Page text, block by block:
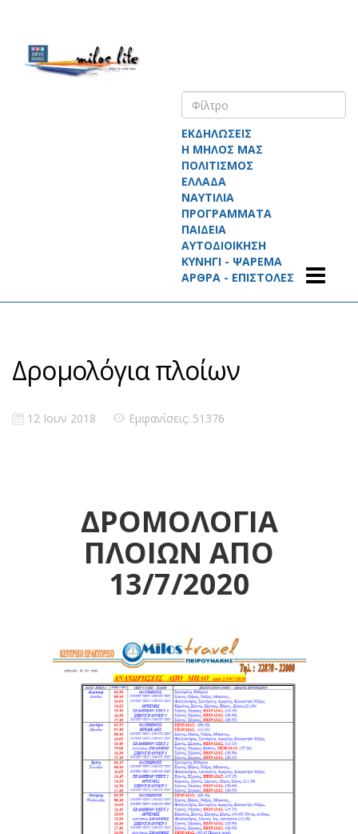
ΕΚΔΗΛΩΣΕΙΣ
Η ΜΗΛΟΣ ΜΑΣ
ΠΟΛΙΤΙΣΜΟΣ
ΕΛΛΑΔΑ
ΝΑΥΤΙΛΙΑ
ΠΡΟΓΡΑΜΜΑΤΑ
ΠΑΙΔΕΙΑ
ΑΥΤΟΔΙΟΙΚΗΣΗ
ΚΥΝΗΓΙ - ΨΑΡΕΜΑ
ΑΡΘΡΑ - ΕΠΙΣΤΟΛΕΣ
Δρομολόγια πλοίων
12 Ιουν 2018 Εμφανίσεις: 51376
ΔΡΟΜΟΛΟΓΙΑ
ΠΛΟΙΩΝ ΑΠΟ
13/7/2020